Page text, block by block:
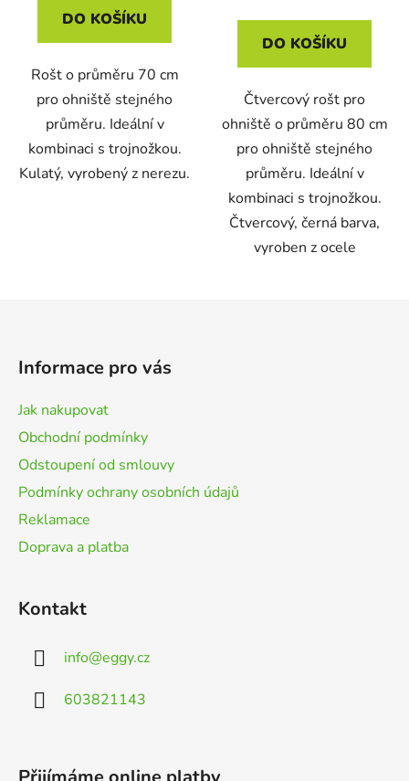
DO KOŠÍKU
Rošt o průměru 70 cm
pro ohniště stejného
průměru. Ideální v
kombinaci s trojnožkou.
Kulatý, vyrobený z nerezu.
DO KOŠÍKU
Čtvercový rošt pro
ohniště o průměru 80 cm
pro ohniště stejného
průměru. Ideální v
kombinaci s trojnožkou.
Čtvercový, černá barva,
vyroben z ocele
Informace pro vás
Jak nakupovat
Obchodní podmínky
Odstoupení od smlouvy
Podmínky ochrany osobních údajů
Reklamace
Doprava a platba
Kontakt
info@eggy.cz
603821143